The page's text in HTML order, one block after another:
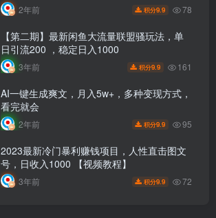
2年前 积分9.9 78
【第二期】最新闲鱼大流量联盟骚玩法，单
日引流200 ，稳定日入1000
3年前 积分9.9 161
AI一键生成爽文，月入5w+，多种变现方式，
看完就会
2年前 积分9.9 95
2023最新冷门暴利赚钱项目，人性直击图文
号，日收入1000 【视频教程】
3年前 积分9.9 72